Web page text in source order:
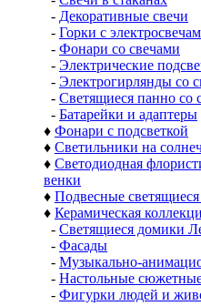
- Декоративные свечи
- Горки с
- Фонари со свечами
- Электрические
- Электрогирлянды со
- Светящиеся панно со
- Батарейки и адаптеры
♦ Фонари с подсветкой
♦ Светильники на
♦ Светодиодная
венки
♦ Подвесные
♦ Керамическая
- Светящиеся домики
- Фасады
- Музыкально-
- Настольные
- Фигурки людей и